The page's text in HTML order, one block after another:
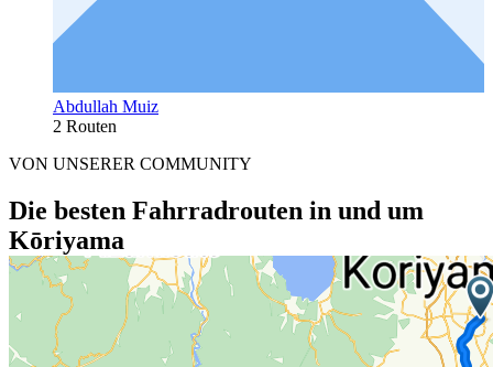
Abdullah Muiz
2 Routen
VON UNSERER COMMUNITY
Die besten Fahrradrouten in und um
Kōriyama